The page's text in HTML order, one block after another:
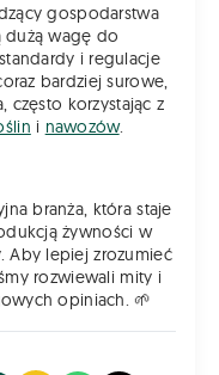
gospodarstwa
dużą wagę do
i regulacje
bardziej surowe,
często korzystając z
i nawozów.
branża, która staje
żywności w
Aby lepiej zrozumieć
rozwiewali mity i
opiniach. 🌱